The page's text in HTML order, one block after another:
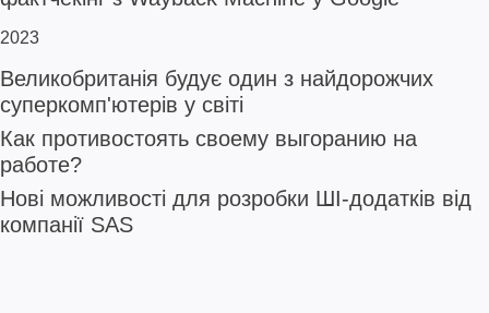
2023
Великобританія будує один з найдорожчих
суперкомп'ютерів у світі
Как противостоять своему выгоранию на
работе?
Нові можливості для розробки ШІ-додатків від
компанії SAS